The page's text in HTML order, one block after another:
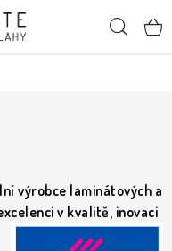
výrobce laminátových a
v kvalitě, inovaci